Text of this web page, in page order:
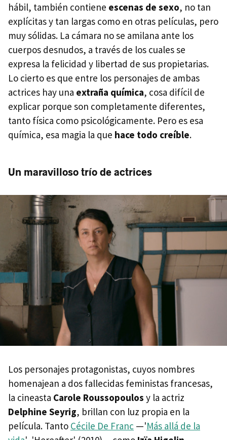
hábil, también contiene escenas de sexo, no tan
explícitas y tan largas como en otras películas, pero
muy sólidas. La cámara no se amilana ante los
cuerpos desnudos, a través de los cuales se
expresa la felicidad y libertad de sus propietarias.
Lo cierto es que entre los personajes de ambas
actrices hay una extraña química, cosa difícil de
explicar porque son completamente diferentes,
tanto física como psicológicamente. Pero es esa
química, esa magia la que hace todo creíble.
Un maravilloso trío de actrices
Los personajes protagonistas, cuyos nombres
homenajean a dos fallecidas feministas francesas,
la cineasta Carole Roussopoulos y la actriz
Delphine Seyrig, brillan con luz propia en la
película. Tanto Cécile De Franc —'Más allá de la